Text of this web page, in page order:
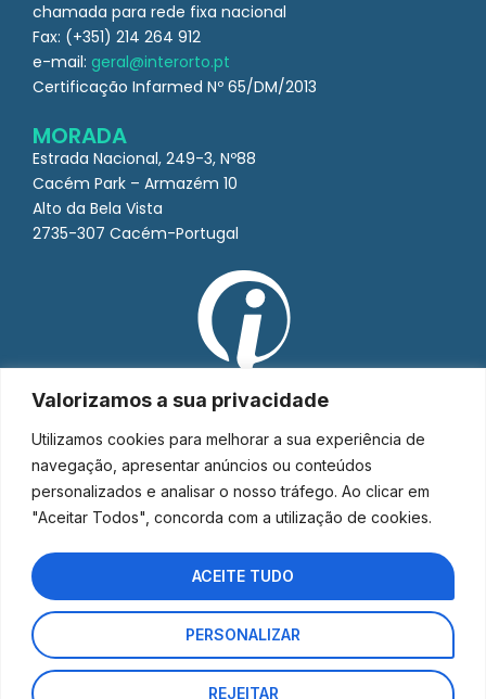
Valorizamos a sua privacidade
Utilizamos cookies para melhorar a sua experiência de
navegação, apresentar anúncios ou conteúdos
personalizados e analisar o nosso tráfego. Ao clicar em
"Aceitar Todos", concorda com a utilização de cookies.
PERSONALIZAR
REJEITAR
ACEITE TUDO
chamada para rede fixa nacional
Fax: (+351) 214 264 912
e-mail: geral@interorto.pt
Certificação Infarmed Nº 65/DM/2013
MORADA
Estrada Nacional, 249-3, Nº88
Cacém Park – Armazém 10
Alto da Bela Vista
2735-307 Cacém-Portugal
Interorto © 2026 - Todos os direitos reservados.